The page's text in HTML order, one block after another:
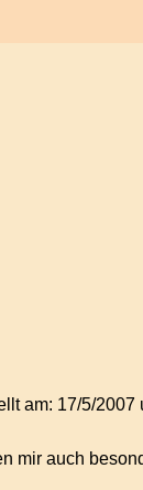
am: 17/5/2007
mir auch